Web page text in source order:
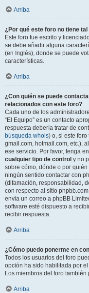
Arriba
¿Por qué este foro no tiene
Este foro fue escrito y
se debe añadir alguna
(en Inglés), donde se puede
características.
Arriba
¿Con quién se puede
relacionados con este foro?
Cada uno de los
“El Equipo” es un contacto
respuesta debería tratar de
búsqueda whois) o, si este
gmail.com, hotmail.com, etc.),
ese servicio. Por favor, tenga
cualquier tipo de control y no
sobre cómo, dónde o por
ningún sentido contactar con
(difamación, responsabilidad,
con respecto al sitio
envia un correo a phpBB
software esté dispuesto a
recibir respuesta.
Arriba
¿Cómo puedo ponerme en
Todos los usuarios del foro
opción ha sido habilitada por
Los miembros del foro
Arriba